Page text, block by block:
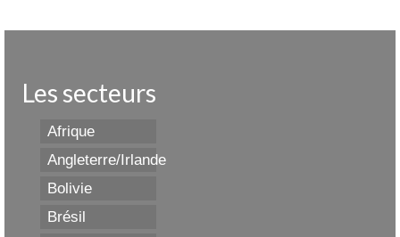
Les secteurs
Afrique
Angleterre/Irlande
Bolivie
Brésil